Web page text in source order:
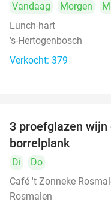
Vandaag Morgen
Lunch-hart
's-Hertogenbosch
Verkocht: 379
3 proefglazen
borrelplank
Di
Do
Café 't Zonneke
Rosmalen